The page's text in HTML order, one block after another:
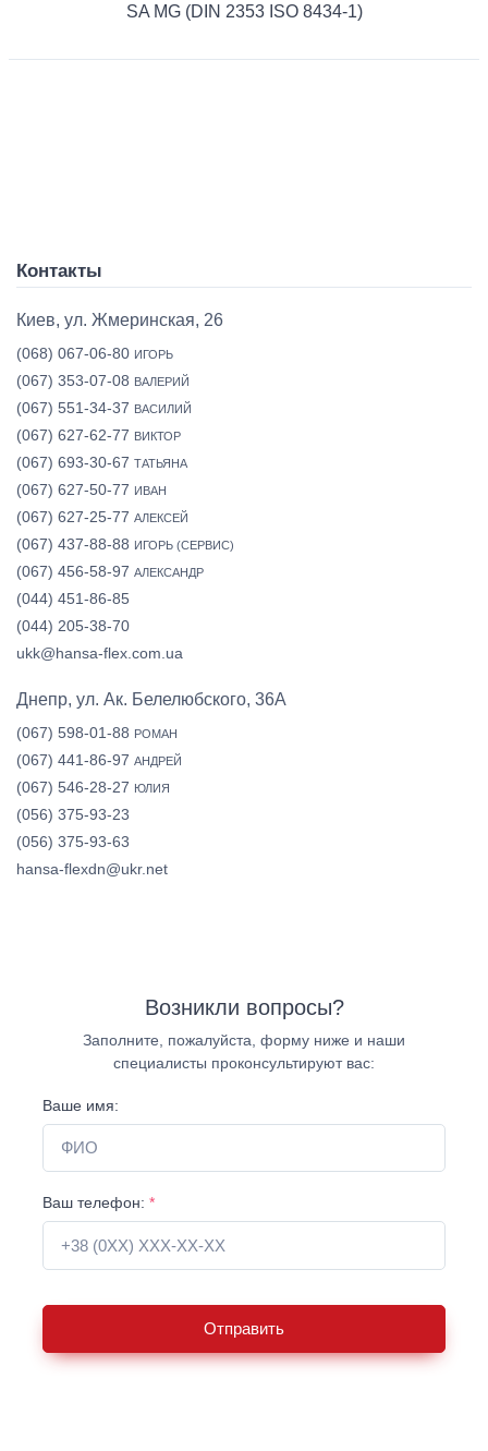
SA MG (DIN 2353 ISO 8434-1)
Контакты
Киев, ул. Жмеринская, 26
(068) 067-06-80 ИГОРЬ
(067) 353-07-08 ВАЛЕРИЙ
(067) 551-34-37 ВАСИЛИЙ
(067) 627-62-77 ВИКТОР
(067) 693-30-67 ТАТЬЯНА
(067) 627-50-77 ИВАН
(067) 627-25-77 АЛЕКСЕЙ
(067) 437-88-88 ИГОРЬ (СЕРВИС)
(067) 456-58-97 АЛЕКСАНДР
(044) 451-86-85
(044) 205-38-70
ukk@hansa-flex.com.ua
Днепр, ул. Ак. Белелюбского, 36А
(067) 598-01-88 РОМАН
(067) 441-86-97 АНДРЕЙ
(067) 546-28-27 ЮЛИЯ
(056) 375-93-23
(056) 375-93-63
hansa-flexdn@ukr.net
Возникли вопросы?
Заполните, пожалуйста, форму ниже и наши
специалисты проконсультируют вас:
Ваше имя:
Ваш телефон: *
Отправить